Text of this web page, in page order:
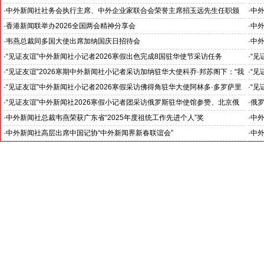
北京人形机器人创新中心打造具有全球影响力的应用示范高地
·中外新闻社社务会执行主席、中外企业家联合会荣誉主席招玉远先生任职颁
证仪式在香港举行
·中
·香港新闻联举办2026全国两会精神分享会 ·中
对
·韦燕总裁同多国大使出席加纳国庆日招待会 ·中
·“见证友谊”中外新闻社小记者2026寒假出色完成8国驻华使节采访任务
斯洛伐克驻华大使莱齐亚克阁下为小记者们颁发“优秀小记者(优秀小小外交
官)”证书
·“见
下：
·“见证友谊”2026寒期中外新闻社小记者采访加纳驻华大使科乔·邦苏阁下：“我
十分享受在中国的时光……”
·“见
们将
·“见证友谊”中外新闻社小记者2026寒假采访佛得角驻华大使阿林多·多罗萨里
奥阁下: 期待两国青少年成为发展中佛友好关系新的动力
·“见
就是
·“见证友谊”中外新闻社2026寒假小记者团采访俄罗斯驻华使馆参赞、北京俄
罗斯文化中心主任吴丹娜女士: “中俄关系稳如泰山坚如磐石”
·俄
·中外新闻社总裁韦燕荣获广东省“2025年度祖统工作先进个人”奖 ·中
·中外新闻社高层出席中国记协“中外新闻界新春联谊会” ·中